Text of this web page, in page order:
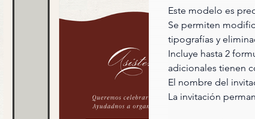
Este modelo es
Se permiten
tipografías y
Incluye hasta 2
adicionales tienen
El nombre del
La invitación